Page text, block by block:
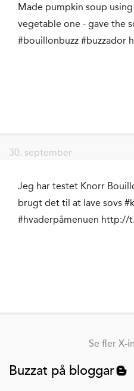
Made pumpkin soup
vegetable one - gave the
#bouillonbuzz #buzzador
30. september
Jeg har testet Knorr
brugt det til at lave sovs
#hvaderpåmenuen http://
Se fler X-
Buzzat på bloggar